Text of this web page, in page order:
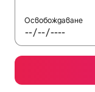
Освобождаване